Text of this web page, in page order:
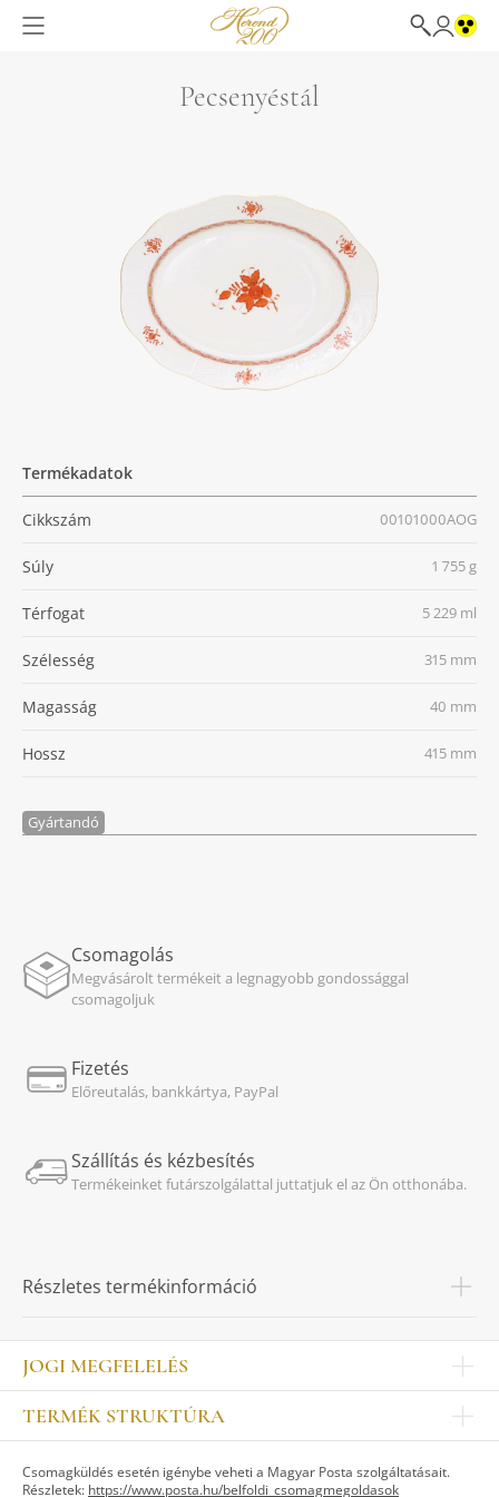
Pecsenyéstál
Termékadatok
Cikkszám 00101000AOG
Súly 1 755 g
Térfogat 5 229 ml
Szélesség 315 mm
Magasság 40 mm
Hossz 415 mm
Gyártandó
Csomagolás
Megvásárolt termékeit a legnagyobb gondossággal
csomagoljuk
Fizetés
Előreutalás, bankkártya, PayPal
Szállítás és kézbesítés
Termékeinket futárszolgálattal juttatjuk el az Ön otthonába.
Részletes termékinformáció
JOGI MEGFELELÉS
Impresszum
Kapcsolat
Jogi nyilatkozat
TERMÉK STRUKTÚRA
ASZTALKULTÚRA
Csomagküldés esetén igénybe veheti a Magyar Posta szolgáltatásait.
Részletek: https://www.posta.hu/belfoldi_csomagmegoldasok